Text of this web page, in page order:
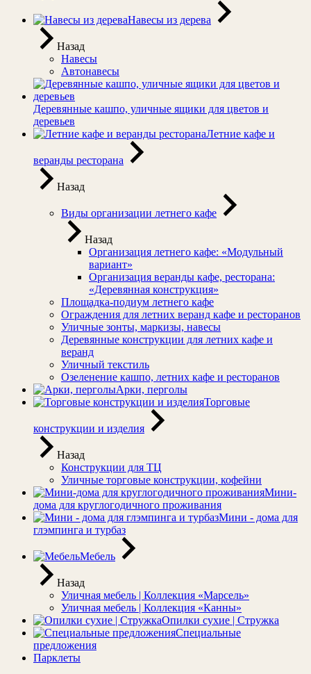
Навесы из дерева
Назад
Навесы
Автонавесы
Деревянные кашпо, уличные ящики для цветов и
деревьев
Летние кафе и
веранды ресторана
Назад
Виды организации летнего кафе
Назад
Организация летнего кафе: «Модульный
вариант»
Организация веранды кафе, ресторана:
«Деревянная конструкция»
Площадка-подиум летнего кафе
Ограждения для летних веранд кафе и ресторанов
Уличные зонты, маркизы, навесы
Деревянные конструкции для летних кафе и
веранд
Уличный текстиль
Озеленение кашпо, летних кафе и ресторанов
Арки, перголы
Торговые
конструкции и изделия
Назад
Конструкции для ТЦ
Уличные торговые конструкции, кофейни
Мини-
дома для круглогодичного проживания
Мини - дома для
глэмпинга и турбаз
Мебель
Назад
Уличная мебель | Коллекция «Марсель»
Уличная мебель | Коллекция «Канны»
Опилки сухие | Стружка
Специальные
предложения
Парклеты